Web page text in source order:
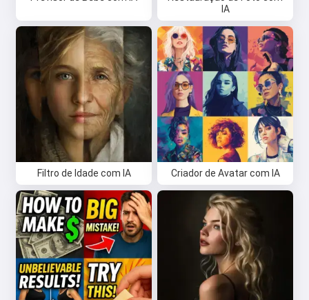
IA
Filtro de Idade com IA Criador de Avatar com IA